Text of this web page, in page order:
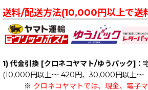
送料/配送方法(10,000円以上で送
1) 代金引換 [クロネコヤマト/ゆうパック]：
(10,000円以上～ 420円、30,000円以上
※ クロネコヤマトでは、現金、電子